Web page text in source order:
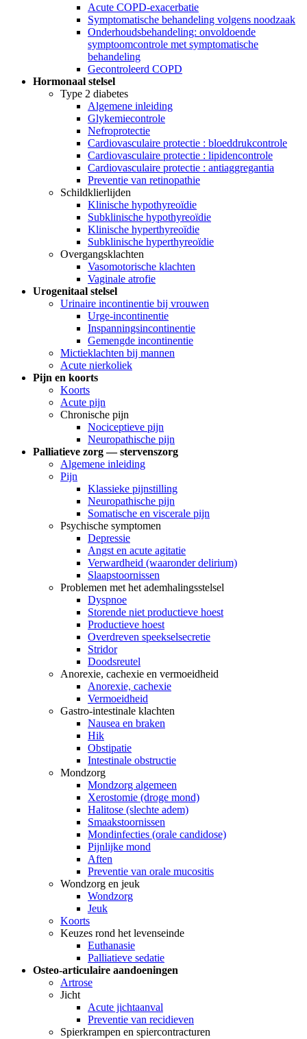
Acute COPD-exacerbatie
Symptomatische behandeling volgens noodzaak
Onderhoudsbehandeling: onvoldoende
symptoomcontrole met symptomatische
behandeling
Gecontroleerd COPD
Hormonaal stelsel
Type 2 diabetes
Algemene inleiding
Glykemiecontrole
Nefroprotectie
Cardiovasculaire protectie : bloeddrukcontrole
Cardiovasculaire protectie : lipidencontrole
Cardiovasculaire protectie : antiaggregantia
Preventie van retinopathie
Schildklierlijden
Klinische hypothyreoïdie
Subklinische hypothyreoïdie
Klinische hyperthyreoïdie
Subklinische hyperthyreoïdie
Overgangsklachten
Vasomotorische klachten
Vaginale atrofie
Urogenitaal stelsel
Urinaire incontinentie bij vrouwen
Urge-incontinentie
Inspanningsincontinentie
Gemengde incontinentie
Mictieklachten bij mannen
Acute nierkoliek
Pijn en koorts
Koorts
Acute pijn
Chronische pijn
Nociceptieve pijn
Neuropathische pijn
Palliatieve zorg — stervenszorg
Algemene inleiding
Pijn
Klassieke pijnstilling
Neuropathische pijn
Somatische en viscerale pijn
Psychische symptomen
Depressie
Angst en acute agitatie
Verwardheid (waaronder delirium)
Slaapstoornissen
Problemen met het ademhalingsstelsel
Dyspnoe
Storende niet productieve hoest
Productieve hoest
Overdreven speekselsecretie
Stridor
Doodsreutel
Anorexie, cachexie en vermoeidheid
Anorexie, cachexie
Vermoeidheid
Gastro-intestinale klachten
Nausea en braken
Hik
Obstipatie
Intestinale obstructie
Mondzorg
Mondzorg algemeen
Xerostomie (droge mond)
Halitose (slechte adem)
Smaakstoornissen
Mondinfecties (orale candidose)
Pijnlijke mond
Aften
Preventie van orale mucositis
Wondzorg en jeuk
Wondzorg
Jeuk
Koorts
Keuzes rond het levenseinde
Euthanasie
Palliatieve sedatie
Osteo-articulaire aandoeningen
Artrose
Jicht
Acute jichtaanval
Preventie van recidieven
Spierkrampen en spiercontracturen